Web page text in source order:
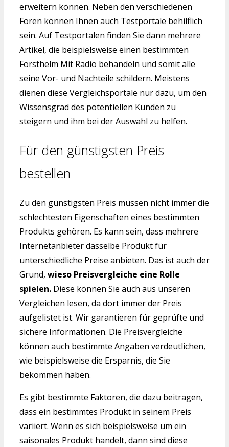
erweitern können. Neben den verschiedenen
Foren können Ihnen auch Testportale behilflich
sein. Auf Testportalen finden Sie dann mehrere
Artikel, die beispielsweise einen bestimmten
Forsthelm Mit Radio behandeln und somit alle
seine Vor- und Nachteile schildern. Meistens
dienen diese Vergleichsportale nur dazu, um den
Wissensgrad des potentiellen Kunden zu
steigern und ihm bei der Auswahl zu helfen.
Für den günstigsten Preis
bestellen
Zu den günstigsten Preis müssen nicht immer die
schlechtesten Eigenschaften eines bestimmten
Produkts gehören. Es kann sein, dass mehrere
Internetanbieter dasselbe Produkt für
unterschiedliche Preise anbieten. Das ist auch der
Grund, wieso Preisvergleiche eine Rolle
spielen. Diese können Sie auch aus unseren
Vergleichen lesen, da dort immer der Preis
aufgelistet ist. Wir garantieren für geprüfte und
sichere Informationen. Die Preisvergleiche
können auch bestimmte Angaben verdeutlichen,
wie beispielsweise die Ersparnis, die Sie
bekommen haben.
Es gibt bestimmte Faktoren, die dazu beitragen,
dass ein bestimmtes Produkt in seinem Preis
variiert. Wenn es sich beispielsweise um ein
saisonales Produkt handelt, dann sind diese